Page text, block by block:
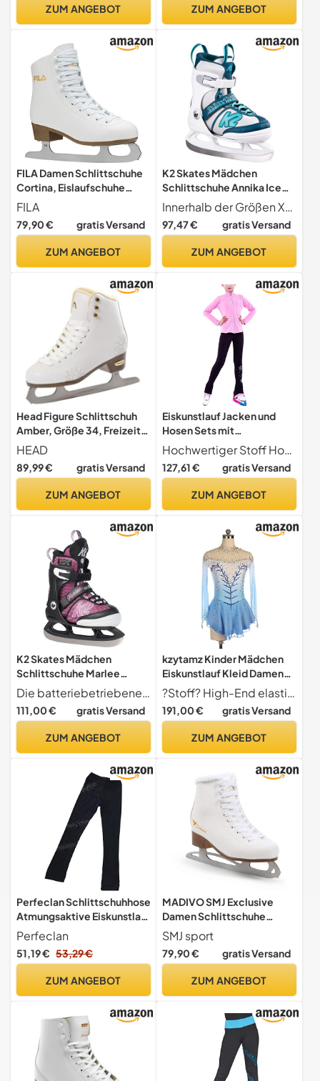
No. JC501)
ZUM ANGEBOT
Ballerina Outfits (XL,Royal
ZUM ANGEBOT
FILA Damen Schlittschuhe
Cortina, Eislaufschuhe
Größe 41, Kunstlaufschuhe
mit Edelstahlkufen, weiß
FILA
79,90 € gratis Versand
ZUM ANGEBOT
K2 Skates Mädchen
Schlittschuhe Annika Ice
LTD, White - Blue, 25E0308Innerhalb der Größen XS, S , M und L sind die Skates um jeweils fünf Größen verstellbar - die Skates wachsen mit Ihren Kindern mit
97,47 € gratis Versand
ZUM ANGEBOT
Head Figure Schlittschuh
Amber, Größe 34, Freizeit
Eiskunstlaufschlittschuh,
Damen Schlittschuh in
weiß, mit Schneeflocken-
HEAD
89,99 € gratis Versand
ZUM ANGEBOT
Eiskunstlauf Jacken und
Hosen Sets mit
Strasssteinen Mädchen
Damen Atmungsaktiv
Warmes Fleece für
Eislauf
Hochwertiger Stoff Hochwertiger Spandex-Stoff, atmungsaktiv, hohe Elastizität, ein wenig wasserdicht, elastisch und bequem für ein angenehmes Tragegefühl.
127,61 € gratis Versand
ZUM ANGEBOT
K2 Skates Mädchen
Schlittschuhe Marlee
Beam, Black - Purple,
25H0510
Die batteriebetriebenen LEDs werden durch einen Knopf auf der Lasche aktiviert und weisen zwei Blitzmuster auf - konstantes und schnelles Blinken. 2x CR2032 Lithium Knopfzelle enthalten
111,00 € gratis Versand
ZUM ANGEBOT
kzytamz Kinder Mädchen
Eiskunstlauf Kleid Damen
Schlittschuh Tanz Kostüm
Turtleneck Blau Gradient
Wintersport Eiskunstlauf
Outfit (M,Blue)
?Stoff? High-End elastisches Nylon und Spandex Gewebe, exquisite High-End Kristalle Elemente machen Sie anders auf der Eislaufbühne, Gelegenheit für Eiskunstlauf Wettbewerb, Bühnenleistung, Rollschuhlaufen usw.
191,00 € gratis Versand
ZUM ANGEBOT
Perfeclan Schlittschuhhose
Atmungsaktive Eiskunstlauf
Strumpfhose Leggings
Mädchen Rollschuh Skating
Eislauf Strumpfhose
Kinder und Erwachsene, mit
Perfeclan
51,19 € 53,29 €
ZUM ANGEBOT
MADIVO SMJ Exclusive
Damen Schlittschuhe
Eiskunstlauf Eislaufschuhe
Klassische Eislauf Weiß |
Größen: 36, 37, 38, 39, 40,
SMJ sport
79,90 € gratis Versand
ZUM ANGEBOT